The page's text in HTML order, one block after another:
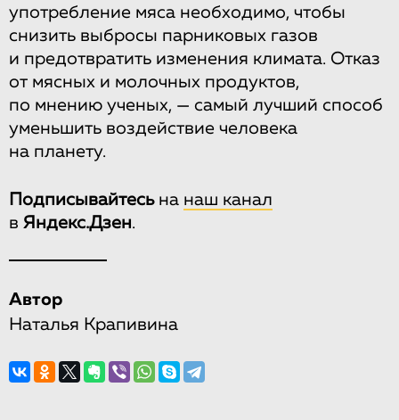
употребление мяса необходимо, чтобы
снизить выбросы парниковых газов
и предотвратить изменения климата. Отказ
от мясных и молочных продуктов,
по мнению ученых, — самый лучший способ
уменьшить воздействие человека
на планету.
Подписывайтесьна наш канал
в Яндекс.Дзен.
Автор
Наталья Крапивина